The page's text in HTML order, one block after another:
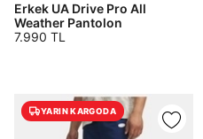
Erkek UA Drive Pro All
Weather Pantolon
7.990 TL
YARIN KARGODA